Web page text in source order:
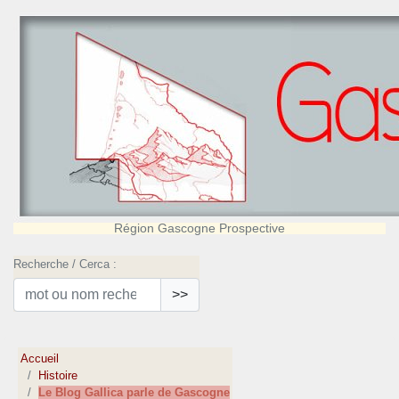
Région Gascogne Prospective
Recherche / Cerca :
>>
Accueil
Histoire
Le Blog Gallica parle de Gascogne